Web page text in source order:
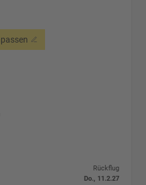
Rückflug
Do., 11.2.27